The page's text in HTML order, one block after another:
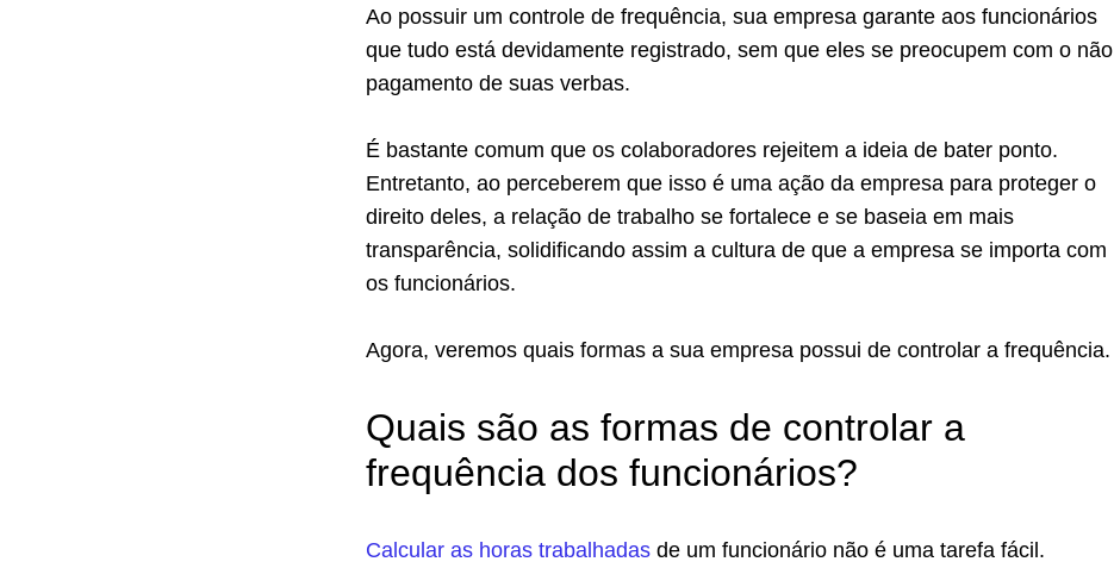
Ao possuir um controle de frequência, sua empresa garante aos funcionários
que tudo está devidamente registrado, sem que eles se preocupem com o não
pagamento de suas verbas.
É bastante comum que os colaboradores rejeitem a ideia de bater ponto.
Entretanto, ao perceberem que isso é uma ação da empresa para proteger o
direito deles, a relação de trabalho se fortalece e se baseia em mais
transparência, solidificando assim a cultura de que a empresa se importa com
os funcionários.
Agora, veremos quais formas a sua empresa possui de controlar a frequência.
Quais são as formas de controlar a
frequência dos funcionários?
Calcular as horas trabalhadas de um funcionário não é uma tarefa fácil.